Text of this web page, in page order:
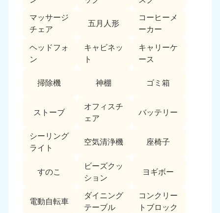
マッサージ
チェア
五月人形
コーヒーメ
ーカー
ヘッドフォ
ン
キャビネッ
ト
キャリーケ
ース
掃除機 神棚 ゴミ箱
ストーブ
オフィスチ
ェア
バッテリー
シーリング
ライト
空気清浄機 座椅子
すのこ
ビーズクッ
ション
ヨギボー
電動自転車
ダイニング
テーブル
コンクリー
トブロック
福島県
050-1881-5271
関東
050-1881-5265 050-1881-5264
050-1881-5268
9:00〜19:00 年中無休 9:00〜19:00 年中無休
050-1881-5270
9:00〜19:00 年中無休
050-1881-5269
群馬県